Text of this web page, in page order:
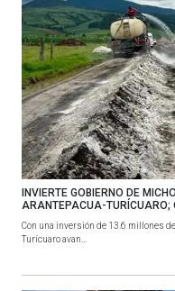
INVIERTE GOBIERNO DE
ARANTEPACUA-TURÍCUARO;
Con una inversión de 13.6 millones
Turícuaro avan...